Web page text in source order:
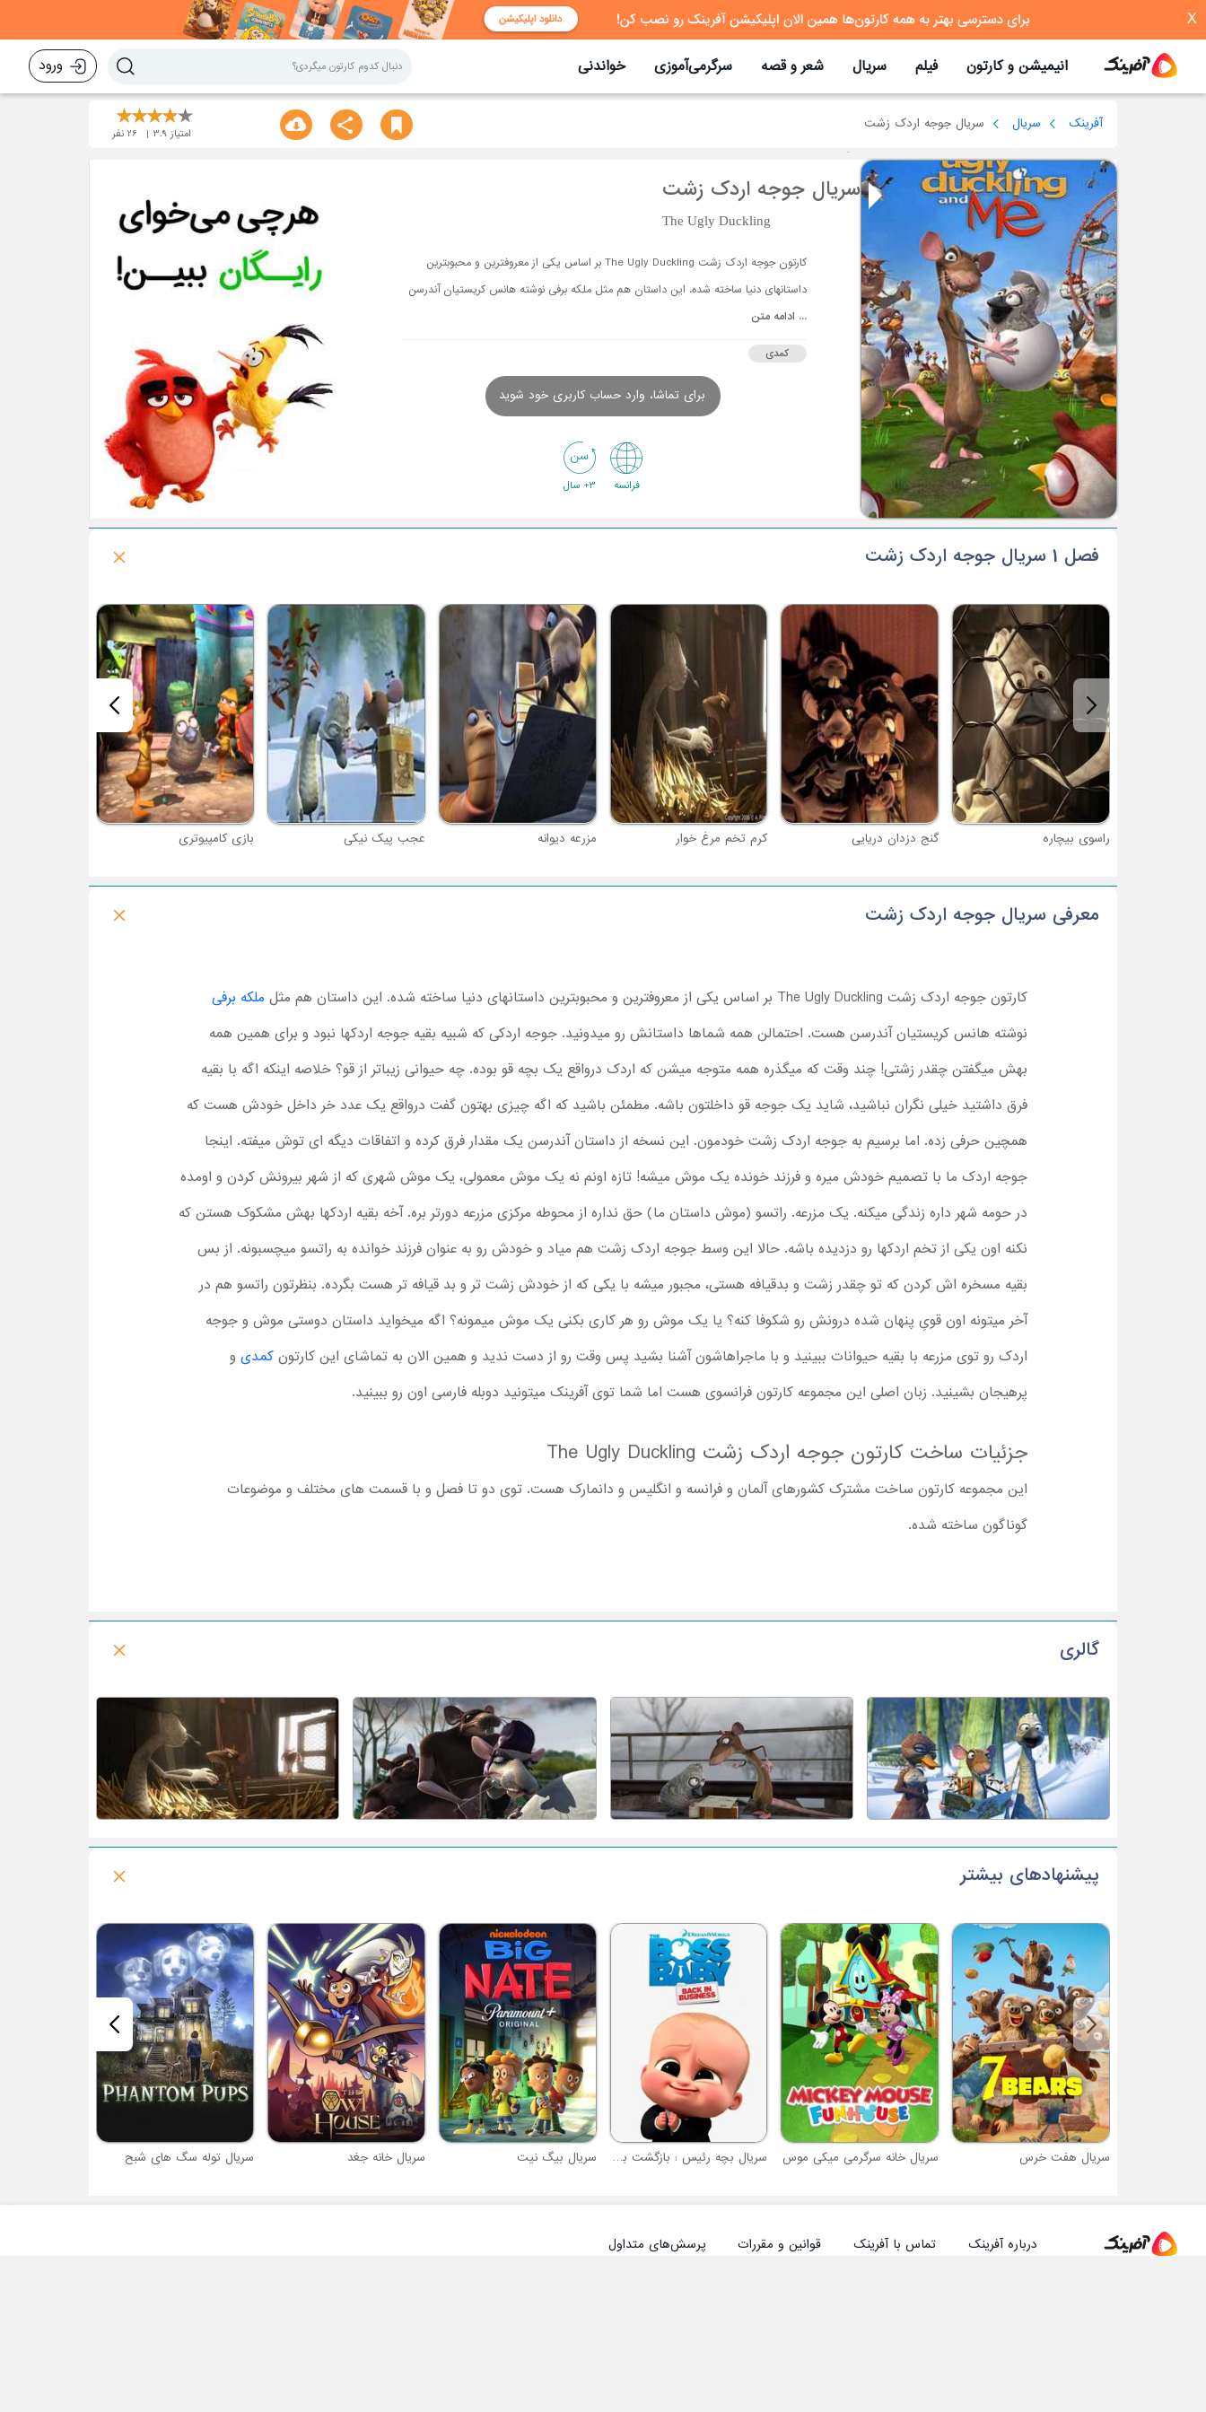
X
انیمیشن و کارتون فیلم سریال شعر و قصه سرگرمی‌آموزی خواندنی ورود
آفرینک سریال سریال جوجه اردک زشت
امتیاز 3.9
26نفر
سریال جوجه اردک زشت
The Ugly Duckling
کارتون جوجه اردک زشت The Ugly Duckling بر اساس یکی از معروفترین و محبوبترین
داستانهای دنیا ساخته شده. این داستان هم مثل ملکه برفی نوشته هانس کریستیان آندرسن
... ادامه متن
کمدی
برای تماشا، وارد حساب کاربری خود شوید
فرانسه 3+ سال
فصل 1 سریال جوجه اردک زشت
راسوی بیچاره گنج دزدان دریایی کرم تخم مرغ خوار مزرعه دیوانه عجب پیک نیکی بازی کامپیوتری
معرفی سریال جوجه اردک زشت
کارتون جوجه اردک زشت The Ugly Duckling بر اساس یکی از معروفترین و محبوبترین داستانهای دنیا ساخته شده. این داستان هم مثل
ملکه برفی
نوشته هانس کریستیان آندرسن هست. احتمالن همه شماها داستانش رو میدونید. جوجه اردکی که شبیه بقیه جوجه اردکها نبود و برای همین همه
بهش میگفتن چقدر زشتی! چند وقت که میگذره همه متوجه میشن که اردک درواقع یک بچه قو بوده. چه حیوانی زیباتر از قو؟ خلاصه اینکه اگه با بقیه
فرق داشتید خیلی نگران نباشید، شاید یک جوجه قو داخلتون باشه. مطمئن باشید که اگه چیزی بهتون گفت درواقع یک عدد خر داخل خودش هست که
همچین حرفی زده. اما برسیم به جوجه اردک زشت خودمون. این نسخه از داستان آندرسن یک مقدار فرق کرده و اتفاقات دیگه ای توش میفته. اینجا
جوجه اردک ما با تصمیم خودش میره و فرزند خونده یک موش میشه! تازه اونم نه یک موش معمولی، یک موش شهری که از شهر بیرونش کردن و اومده
در حومه شهر داره زندگی میکنه. یک مزرعه. راتسو (موش داستان ما) حق نداره از محوطه مرکزی مزرعه دورتر بره. آخه بقیه اردکها بهش مشکوک هستن که
نکنه اون یکی از تخم اردکها رو دزدیده باشه. حالا این وسط جوجه اردک زشت هم میاد و خودش رو به عنوان فرزند خوانده به راتسو میچسبونه. از بس
بقیه مسخره اش کردن که تو چقدر زشت و بدقیافه هستی، مجبور میشه با یکی که از خودش زشت تر و بد قیافه تر هست بگرده. بنظرتون راتسو هم در
آخر میتونه اون قویِ پنهان شده درونش رو شکوفا کنه؟ یا یک موش رو هر کاری بکنی یک موش میمونه؟ اگه میخواید داستان دوستی موش و جوجه
اردک رو توی مزرعه با بقیه حیوانات ببینید و با ماجراهاشون آشنا بشید پس وقت رو از دست ندید و همین الان به تماشای این کارتون کمدی و
پرهیجان بشینید. زبان اصلی این مجموعه کارتون فرانسوی هست اما شما توی آفرینک میتونید دوبله فارسی اون رو ببینید.
جزئیات ساخت کارتون جوجه اردک زشت The Ugly Duckling
این مجموعه کارتون ساخت مشترک کشورهای آلمان و فرانسه و انگلیس و دانمارک هست. توی دو تا فصل و با قسمت های مختلف و موضوعات
گوناگون ساخته شده.
گالری
پیشنهادهای بیشتر
سریال هفت خرس سریال خانه سرگرمی میکی موس سریال بچه رئیس : بازگشت به کار سریال بیگ نیت سریال خانه جغد سریال توله سگ های شبح
درباره آفرینک تماس با آفرینک قوانین و مقررات پرسش‌های متداول